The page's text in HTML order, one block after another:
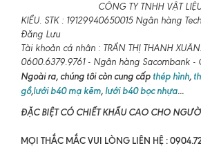
CÔNG TY TNHH VẬT
KIỀU. STK : 19129940650015 Ngân hàng
Đăng Lưu
Tài khoản cá nhân : TRẦN THỊ THANH
0600.6379.9761 - Ngân hàng Sacombank -
Ngoài ra, chúng tôi còn cung cấp thép hình,
gồ,lưới b40 mạ kẽm, lưới b40 bọc nhựa...
ĐẶC BIỆT CÓ CHIẾT KHẤU CAO CHO
MỌI THẮC MẮC VUI LÒNG LIÊN HỆ :